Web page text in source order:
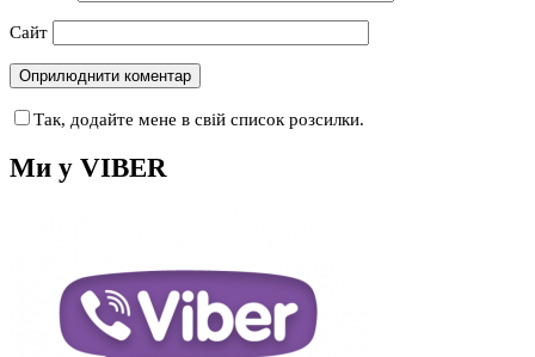
Сайт
Так, додайте мене в свій список розсилки.
Ми у VIBER